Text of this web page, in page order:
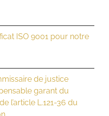
ISO 9001 pour notre
de justice
garant du
l’article L.121-36 du